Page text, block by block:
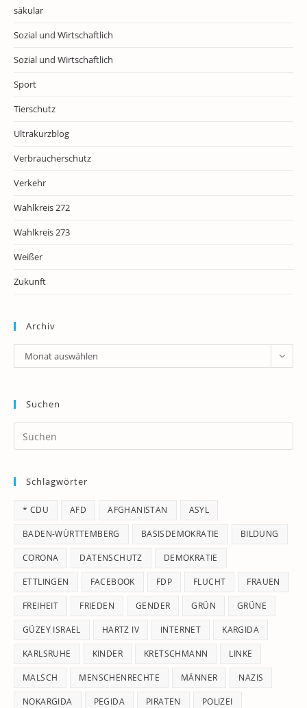
säkular
Sozial und Wirtschaftlich
Sozial und Wirtschaftlich
Sport
Tierschutz
Ultrakurzblog
Verbraucherschutz
Verkehr
Wahlkreis 272
Wahlkreis 273
Weißer
Zukunft
Archiv
Archiv
Monat auswählen
Suchen
Schlagwörter
* CDU AFD AFGHANISTAN ASYL
BADEN-WÜRTTEMBERG BASISDEMOKRATIE BILDUNG
CORONA DATENSCHUTZ DEMOKRATIE
ETTLINGEN FACEBOOK FDP FLUCHT FRAUEN
FREIHEIT FRIEDEN GENDER GRÜN GRÜNE
GÜZEY ISRAEL HARTZ IV INTERNET KARGIDA
KARLSRUHE KINDER KRETSCHMANN LINKE
MALSCH MENSCHENRECHTE MÄNNER NAZIS
NOKARGIDA PEGIDA PIRATEN POLIZEI